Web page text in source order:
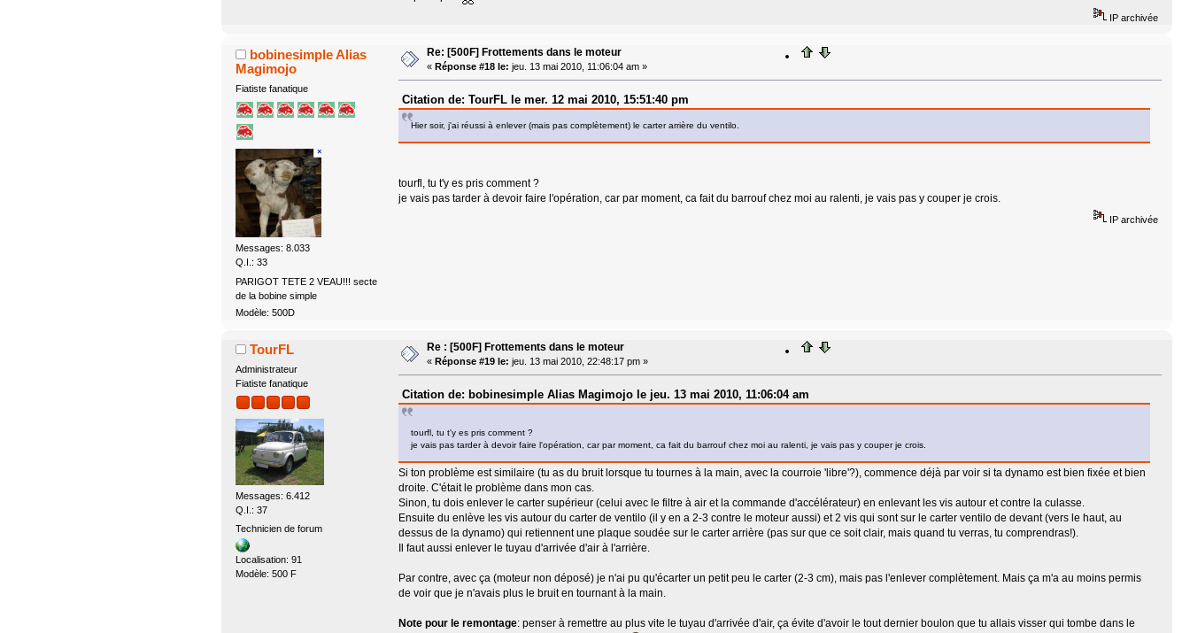
IP archivée
bobinesimple Alias
Magimojo
Fiatiste fanatique
Messages: 8.033
Q.I.: 33
PARIGOT TETE 2 VEAU!!! secte
de la bobine simple
Modèle: 500D
Re: [500F] Frottements dans le moteur
« Réponse #18 le: jeu. 13 mai 2010, 11:06:04 am »
Citation de: TourFL le mer. 12 mai 2010, 15:51:40 pm
Hier soir, j'ai réussi à enlever (mais pas complètement) le carter arrière du ventilo.
tourfl, tu t'y es pris comment ?
je vais pas tarder à devoir faire l'opération, car par moment, ca fait du barrouf chez moi au ralenti, je vais pas y couper je crois.
IP archivée
TourFL
Administrateur
Fiatiste fanatique
Messages: 6.412
Q.I.: 37
Technicien de forum
Localisation: 91
Modèle: 500 F
Re : [500F] Frottements dans le moteur
« Réponse #19 le: jeu. 13 mai 2010, 22:48:17 pm »
Citation de: bobinesimple Alias Magimojo le jeu. 13 mai 2010, 11:06:04 am
tourfl, tu t'y es pris comment ?
je vais pas tarder à devoir faire l'opération, car par moment, ca fait du barrouf chez moi au ralenti, je vais pas y couper je crois.
Si ton problème est similaire (tu as du bruit lorsque tu tournes à la main, avec la courroie 'libre'?), commence déjà par voir si ta dynamo est bien fixée et bien
droite. C'était le problème dans mon cas.
Sinon, tu dois enlever le carter supérieur (celui avec le filtre à air et la commande d'accélérateur) en enlevant les vis autour et contre la culasse.
Ensuite du enlève les vis autour du carter de ventilo (il y en a 2-3 contre le moteur aussi) et 2 vis qui sont sur le carter ventilo de devant (vers le haut, au
dessus de la dynamo) qui retiennent une plaque soudée sur le carter arrière (pas sur que ce soit clair, mais quand tu verras, tu comprendras!).
Il faut aussi enlever le tuyau d'arrivée d'air à l'arrière.
Par contre, avec ça (moteur non déposé) je n'ai pu qu'écarter un petit peu le carter (2-3 cm), mais pas l'enlever complètement. Mais ça m'a au moins permis
de voir que je n'avais plus le bruit en tournant à la main.
Note pour le remontage: penser à remettre au plus vite le tuyau d'arrivée d'air, ça évite d'avoir le tout dernier boulon que tu allais visser qui tombe dans le